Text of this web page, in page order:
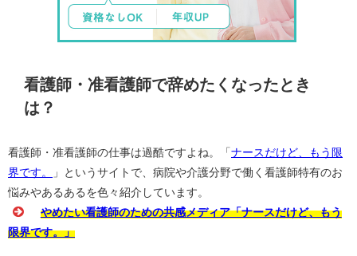
看護師・准看護師で辞めたくなったとき
は？
看護師・准看護師の仕事は過酷ですよね。「ナースだけど、もう限
界です。
」というサイトで、病院や介護分野で働く看護師特有のお
悩みやあるあるを色々紹介しています。
やめたい看護師のための共感メディア「ナースだけど、もう
限界です。」